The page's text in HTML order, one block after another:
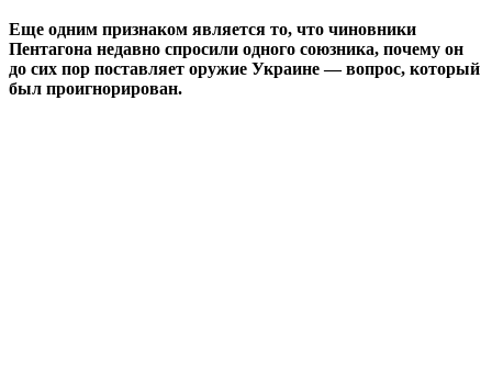
Еще одним признаком является то, что чиновники
Пентагона недавно спросили одного союзника, почему он
до сих пор поставляет оружие Украине — вопрос, который
был проигнорирован.